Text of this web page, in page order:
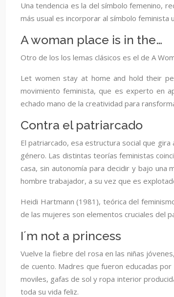
Una tendencia es la del símbolo femenino,
más usual es incorporar al símbolo feminista
A woman place is in the…
Otro de los los lemas clásicos es el de A
Let women stay at home and hold their
movimiento feminista, que es experto en
echado mano de la creatividad para
Contra el patriarcado
El patriarcado, esa estructura social que
género. Las distintas teorías feministas
casa, sin autonomía para decidir y bajo una
hombre trabajador, a su vez que es
Heidi Hartmann (1981), teórica del
de las mujeres son elementos cruciales del
I´m not a princess
Vuelve la fiebre del rosa en las niñas
de cuento. Madres que fueron educadas
moviles, gafas de sol y ropa interior
toda su vida feliz.